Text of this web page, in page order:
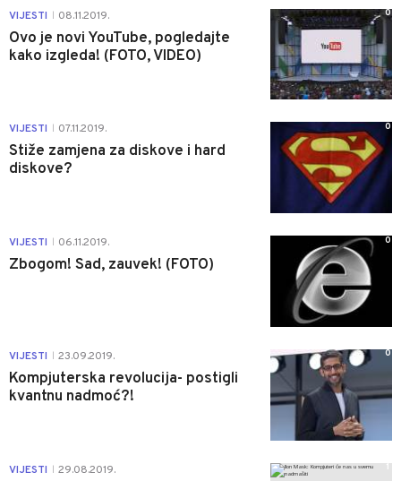
VIJESTI 08.11.2019.
Ovo je novi YouTube, pogledajte
kako izgleda! (FOTO, VIDEO)
0
VIJESTI 07.11.2019.
Stiže zamjena za diskove i hard
diskove?
0
VIJESTI 06.11.2019.
Zbogom! Sad, zauvek! (FOTO)
0
VIJESTI 23.09.2019.
Kompjuterska revolucija- postigli
kvantnu nadmoć?!
0
VIJESTI 29.08.2019. 1